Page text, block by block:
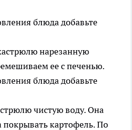
нарезанную
ее с печенью.
чистую воду. Она
покрывать картофель. По